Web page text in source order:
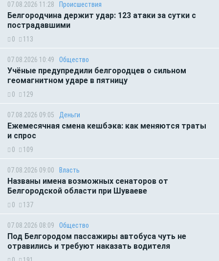
07.08.2026 11:28 Происшествия
Белгородчина держит удар: 123 атаки за сутки с
пострадавшими
0 113
07.08.2026 10:49 Общество
Учёные предупредили белгородцев о сильном
геомагнитном ударе в пятницу
0 129
07.08.2026 09:05 Деньги
Ежемесячная смена кешбэка: как меняются траты
и спрос
0 109
07.08.2026 09:00 Власть
Названы имена возможных сенаторов от
Белгородской области при Шуваеве
0 137
07.08.2026 08:09 Общество
Под Белгородом пассажиры автобуса чуть не
отравились и требуют наказать водителя